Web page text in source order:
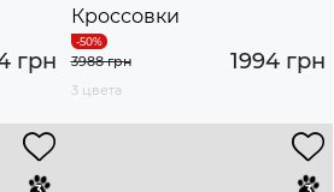
грн
Кроссовки
1994 грн
3988 грн
3 цвета